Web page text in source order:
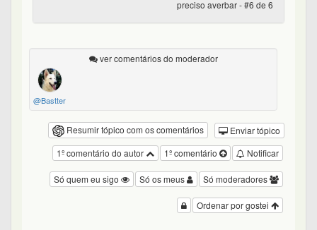
preciso averbar - #6 de 6
ver comentários do moderador
@Bastter
Resumir tópico com os comentários
Enviar tópico
Notificar
1º comentário
1º comentário do autor
Só moderadores
Só os meus
Só quem eu sigo
Ordenar por gostei